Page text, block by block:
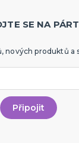
SE NA
nových produktů a